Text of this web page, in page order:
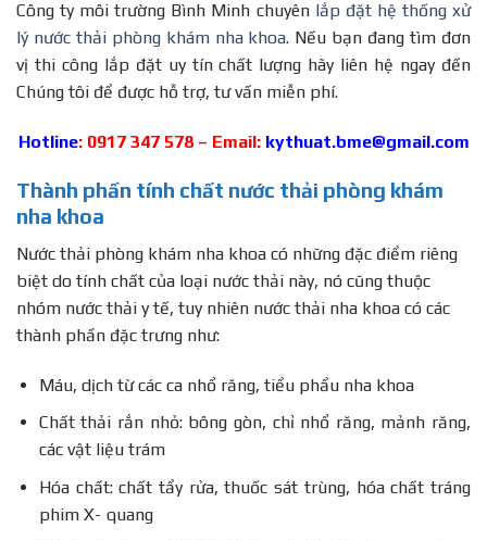
Công ty môi trường Bình Minh chuyên lắp đặt hệ thống xử
lý nước thải phòng khám nha khoa. Nếu bạn đang tìm đơn
vị thi công lắp đặt uy tín chất lượng hãy liên hệ ngay đến
Chúng tôi để được hỗ trợ, tư vấn miễn phí.
Hotline: 0917 347 578 – Email: kythuat.bme@gmail.com
Thành phần tính chất nước thải phòng khám
nha khoa
Nước thải phòng khám nha khoa có những đặc điểm riêng
biệt do tính chất của loại nước thải này, nó cũng thuộc
nhóm nước thải y tế, tuy nhiên nước thải nha khoa có các
thành phần đặc trưng như:
Máu, dịch từ các ca nhổ răng, tiểu phẩu nha khoa
Chất thải rắn nhỏ: bông gòn, chỉ nhổ răng, mảnh răng,
các vật liệu trám
Hóa chất: chất tẩy rửa, thuốc sát trùng, hóa chất tráng
phim X- quang